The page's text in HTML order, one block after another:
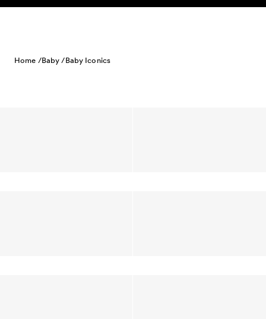
Skip to content
Home /Baby /Baby Iconics